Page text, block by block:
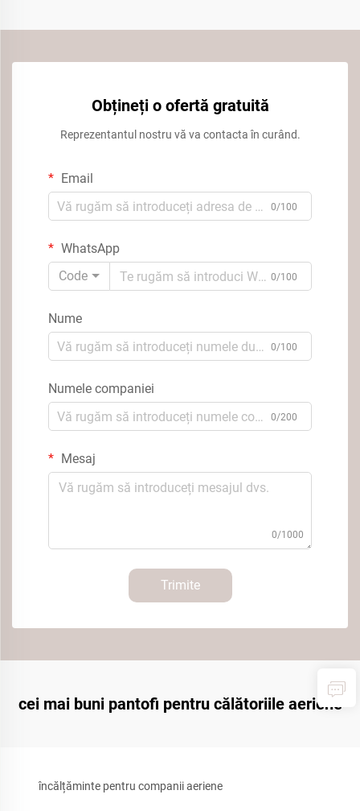
Obțineți o ofertă gratuită
Reprezentantul nostru vă va contacta în curând.
Email
0/100
WhatsApp
Code
0/100
Nume
0/100
Numele companiei
0/200
Mesaj
0/1000
Trimite
cei mai buni pantofi pentru călătoriile aeriene
încălțăminte pentru companii aeriene